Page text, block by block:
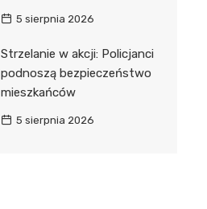
5 sierpnia 2026
Strzelanie w akcji: Policjanci
podnoszą bezpieczeństwo
mieszkańców
5 sierpnia 2026